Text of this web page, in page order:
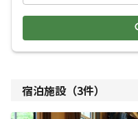
宿泊施設（3件）